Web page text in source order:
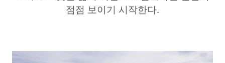
점점 보이기 시작한다.